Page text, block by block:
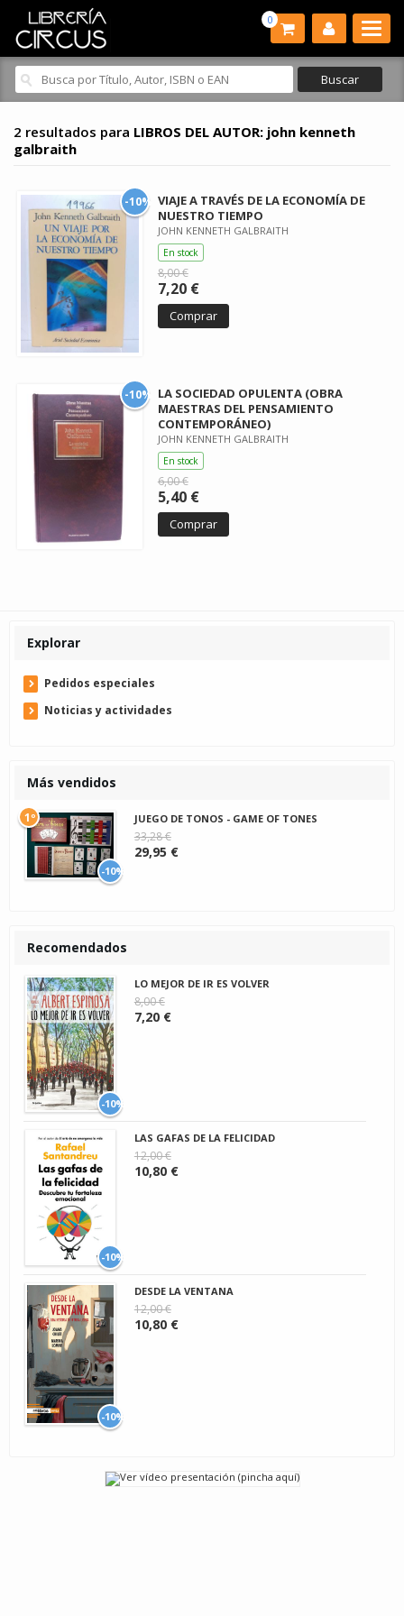
0
2 resultados para LIBROS DEL AUTOR: john kenneth
galbraith
-10%
VIAJE A TRAVÉS DE LA ECONOMÍA DE
NUESTRO TIEMPO
JOHN KENNETH GALBRAITH
En stock
8,00 €
7,20 €
Comprar
-10%
LA SOCIEDAD OPULENTA (OBRA
MAESTRAS DEL PENSAMIENTO
CONTEMPORÁNEO)
JOHN KENNETH GALBRAITH
En stock
6,00 €
5,40 €
Comprar
Explorar
Pedidos especiales
Noticias y actividades
Más vendidos
-10%
JUEGO DE TONOS - GAME OF TONES
33,28 €
29,95 €
1º
Recomendados
-10%
LO MEJOR DE IR ES VOLVER
8,00 €
7,20 €
-10%
LAS GAFAS DE LA FELICIDAD
12,00 €
10,80 €
-10%
DESDE LA VENTANA
12,00 €
10,80 €